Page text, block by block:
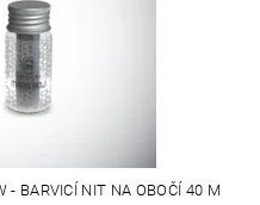
- BARVICÍ NIT NA OBOČÍ 40 M